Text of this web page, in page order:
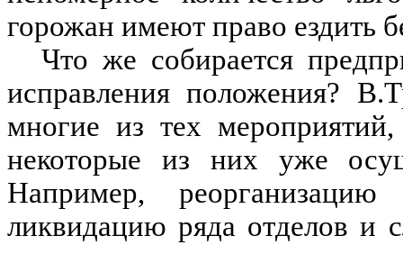
горожан имеют право ездить
Что же собирается
исправления положения?
многие из тех
некоторые из них уже
Например,
ликвидацию ряда отделов и